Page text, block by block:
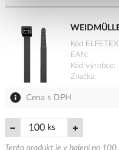
Kód ELFETEX
EAN
Kód výrobce
Značka
Cena s DPH
ks